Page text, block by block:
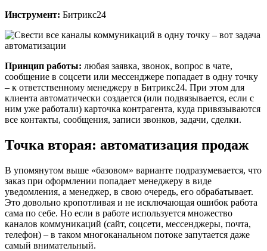
Инструмент: Битрикс24
Принцип работы: любая заявка, звонок, вопрос в чате,
сообщение в соцсети или мессенджере попадает в одну точку
– к ответственному менеджеру в Битрикс24. При этом для
клиента автоматически создается (или подвязывается, если с
ним уже работали) карточка контрагента, куда привязываются
все контакты, сообщения, записи звонков, задачи, сделки.
Точка вторая: автоматизация продаж
В упомянутом выше «базовом» варианте подразумевается, что
заказ при оформлении попадает менеджеру в виде
уведомления, а менеджер, в свою очередь, его обрабатывает.
Это довольно кропотливая и не исключающая ошибок работа
сама по себе. Но если в работе используется множество
каналов коммуникаций (сайт, соцсети, мессенджеры, почта,
телефон) – в таком многоканальном потоке запутается даже
самый внимательный.